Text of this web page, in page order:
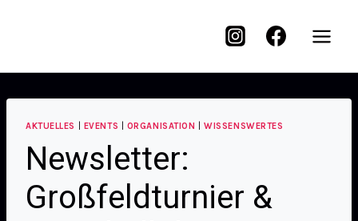
AKTUELLES EVENTS ORGANISATION |WISSENSWERTES
Newsletter:
Großfeldturnier &